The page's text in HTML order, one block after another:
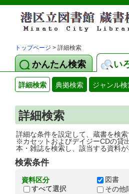
トップページ > 詳細検索
かんたん検索 い
詳細検索 典拠検索 ジャンル検
詳細検索
詳細な条件を設定して、蔵書を検索
※カセットおよびデイジーCDの貸
本・雑誌を検索し、該当する資料
検索条件
資料区分
すべて選択
図書
その